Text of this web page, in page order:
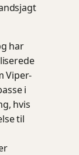
har
Viper-
i
hvis
til